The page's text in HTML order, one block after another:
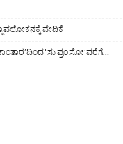
ವೇದಿಕೆ
‘ಸು ಫ್ರಂ ಸೋ’ವರೆಗೆ…